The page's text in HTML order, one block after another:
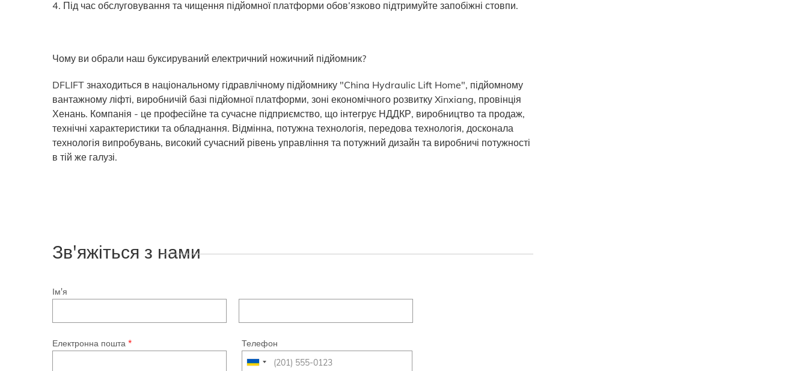
4. Під час обслуговування та чищення підйомної платформи обов’язково підтримуйте запобіжні стовпи.
Чому ви обрали наш буксируваний електричний ножичний підйомник?
DFLIFT знаходиться в національному гідравлічному підйомнику "China Hydraulic Lift Home", підйомному
вантажному ліфті, виробничій базі підйомної платформи, зоні економічного розвитку Xinxiang, провінція
Хенань. Компанія - це професійне та сучасне підприємство, що інтегрує НДДКР, виробництво та продаж,
технічні характеристики та обладнання. Відмінна, потужна технологія, передова технологія, досконала
технологія випробувань, високий сучасний рівень управління та потужний дизайн та виробничі потужності
в тій же галузі.
Зв'яжіться з нами
Ім'я
Електронна пошта * Телефон